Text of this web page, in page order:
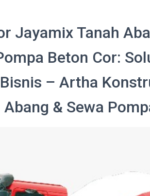
Jayamix Tanah
Beton Cor:
– Artha
& Sewa